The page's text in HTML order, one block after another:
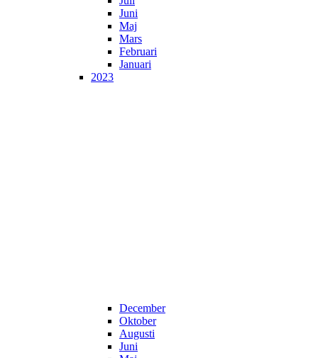
Juni
Maj
Mars
Februari
Januari
2023
December
Oktober
Augusti
Juni